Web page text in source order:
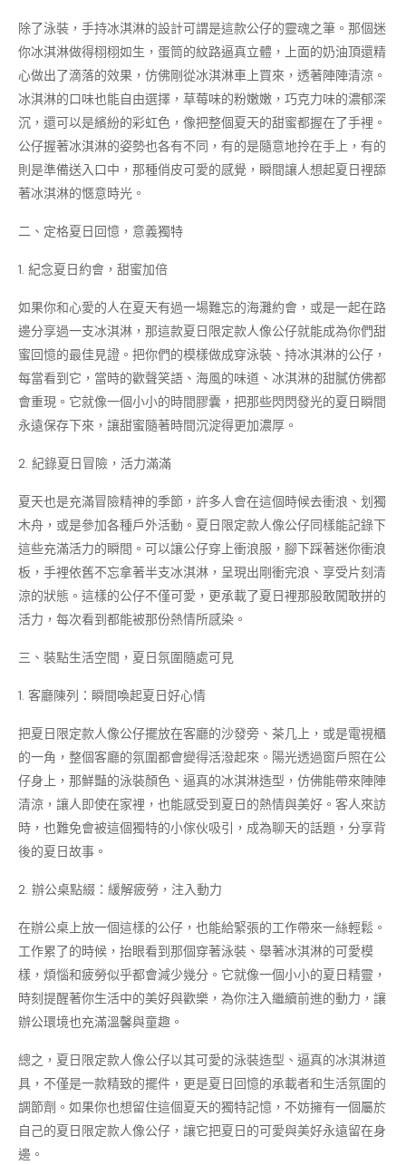
除了泳裝，手持冰淇淋的設計可謂是這款公仔的靈魂之筆。那個迷
你冰淇淋做得栩栩如生，蛋筒的紋路逼真立體，上面的奶油頂還精
心做出了滴落的效果，仿佛剛從冰淇淋車上買來，透著陣陣清涼。
冰淇淋的口味也能自由選擇，草莓味的粉嫩嫩，巧克力味的濃郁深
沉，還可以是繽紛的彩虹色，像把整個夏天的甜蜜都握在了手裡。
公仔握著冰淇淋的姿勢也各有不同，有的是隨意地拎在手上，有的
則是準備送入口中，那種俏皮可愛的感覺，瞬間讓人想起夏日裡舔
著冰淇淋的愜意時光。​
二、定格夏日回憶，意義獨特​
1. 紀念夏日約會，甜蜜加倍​
如果你和心愛的人在夏天有過一場難忘的海灘約會，或是一起在路
邊分享過一支冰淇淋，那這款夏日限定款人像公仔就能成為你們甜
蜜回憶的最佳見證。把你們的模樣做成穿泳裝、持冰淇淋的公仔，
每當看到它，當時的歡聲笑語、海風的味道、冰淇淋的甜膩仿佛都
會重現。它就像一個小小的時間膠囊，把那些閃閃發光的夏日瞬間
永遠保存下來，讓甜蜜隨著時間沉淀得更加濃厚。​
2. 紀錄夏日冒險，活力滿滿​
夏天也是充滿冒險精神的季節，許多人會在這個時候去衝浪、划獨
木舟，或是參加各種戶外活動。夏日限定款人像公仔同樣能記錄下
這些充滿活力的瞬間。可以讓公仔穿上衝浪服，腳下踩著迷你衝浪
板，手裡依舊不忘拿著半支冰淇淋，呈現出剛衝完浪、享受片刻清
涼的狀態。這樣的公仔不僅可愛，更承載了夏日裡那股敢闖敢拼的
活力，每次看到都能被那份熱情所感染。​
三、裝點生活空間，夏日氛圍隨處可見​
1. 客廳陳列：瞬間喚起夏日好心情​
把夏日限定款人像公仔擺放在客廳的沙發旁、茶几上，或是電視櫃
的一角，整個客廳的氛圍都會變得活潑起來。陽光透過窗戶照在公
仔身上，那鮮豔的泳裝顏色、逼真的冰淇淋造型，仿佛能帶來陣陣
清涼，讓人即使在家裡，也能感受到夏日的熱情與美好。客人來訪
時，也難免會被這個獨特的小傢伙吸引，成為聊天的話題，分享背
後的夏日故事。​
2. 辦公桌點綴：緩解疲勞，注入動力​
在辦公桌上放一個這樣的公仔，也能給緊張的工作帶來一絲輕鬆。
工作累了的時候，抬眼看到那個穿著泳裝、舉著冰淇淋的可愛模
樣，煩惱和疲勞似乎都會減少幾分。它就像一個小小的夏日精靈，
時刻提醒著你生活中的美好與歡樂，為你注入繼續前進的動力，讓
辦公環境也充滿溫馨與童趣。​
總之，夏日限定款人像公仔以其可愛的泳裝造型、逼真的冰淇淋道
具，不僅是一款精致的擺件，更是夏日回憶的承載者和生活氛圍的
調節劑。如果你也想留住這個夏天的獨特記憶，不妨擁有一個屬於
自己的夏日限定款人像公仔，讓它把夏日的可愛與美好永遠留在身
邊。